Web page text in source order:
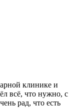
клинике и
всё, что нужно, с
рад, что есть